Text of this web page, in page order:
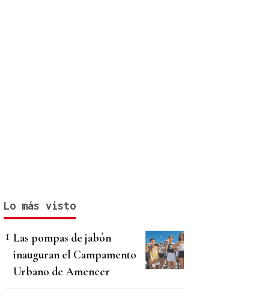
Lo más visto
Las pompas de jabón
inauguran el Campamento
Urbano de Amencer